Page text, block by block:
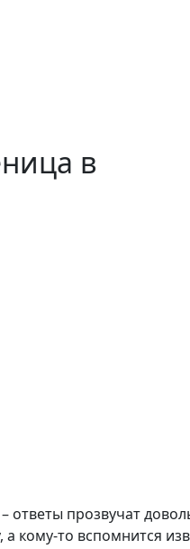
в
прозвучат
кому-то вспомнится